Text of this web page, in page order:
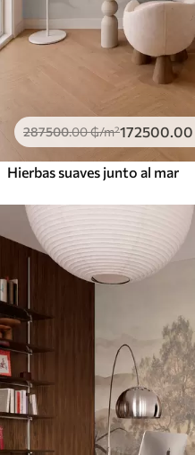
287500.00₲/m²172500 .00
Hierbas suaves junto al mar